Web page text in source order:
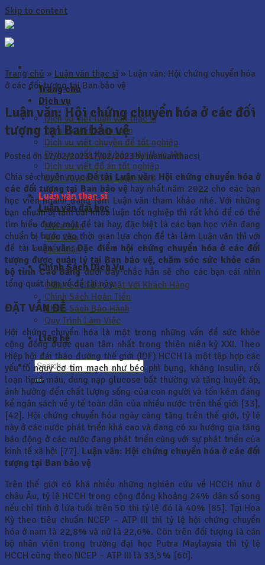
Skip to content
Trang chủ
Dịch vụ
Dịch vụ viết luận văn thạc sĩ
Dịch vụ viết khóa luận
Dịch vụ viết chuyên đề tốt nghiệp
Dịch vụ viết thuê báo cáo thực tập
Dịch vụ viết đồ án tốt nghiệp
Dịch Vụ Viết Tiểu Luận Thuê
Luận văn thạc sĩ
Luận văn đại học
Khóa luận
Báo Cáo
Tiểu luận
Chính Sách Dịch Vụ
Chính Sách Bảo Mật Với Khách Hàng
Chính Sách Hoàn Tiền
Chính Sách Bảo Hành
Quy Trình Làm Việc
Liên hệ
Trang chủ » Luận văn thạc sĩ» Luận văn: Hội chứng chuyển hóa
ở các đối tượng tại Ban bảo vệ
Luận văn: Hội chứng chuyển hóa ở các đối
tượng tại Ban bảo vệ
Posted on 17/02/202317/02/2023byluanvanthacsi
Chia sẻ chuyên mụcĐề tài Luận văn: Hội chứng chuyển hóa ở
các đối tượng tại Ban bảo vệ hay nhất năm 2022 cho các bạn
học viên ngành đang làm Luận văn tham khảo nhé. Với những
bạn chuẩn bị làm bài khóa luận tốt nghiệp thì rất khó để có thể
tìm hiểu được một đề tài hay, đặc biệt là các bạn học viên đang
chuẩn bị bước vào thời gian lựa chọn đề tài làm Luận văn thì với
đề tài Luận văn:Đặc điểm hội chứng chuyển hóa ở các đối
tượng được quản lý tại Ban bảo vệ, chăm sóc sức khỏe cán
bộ tỉnh Cao Bằng dưới đây chắc hẳn sẽ cho các bạn cái nhìn
tổng quát hơn về đề tài này.
ĐẶT VẤN ĐỀ
Hội chứng chuyển hóa là một trong những vấn đề sức khỏe
cộng đồng được quan tâm nhất trong thiên niên kỷ XXI. Theo
Hiệp hội đái tháo đường thế giới (IDF) HCCH là một tập hợp các
yếu tố nguy cơ tim mạch như béo phì bụng, kháng Insulin, rối
loạn lipid máu, dung nạp glucose bất thường và tăng huyết áp,
ảnh hưởng đến chất lượng sống của con người và tốn kém đáng
kể ngân sách về y tế toàn dân của nhiều nước trên thế giới [33],
[42]. Hội chứng chuyển hóa ngày càng tăng trên thế giới, tỷ lệ
này ở các nước phát triển khá cao và đang có xu hướng gia tăng
báo động ở các nước đang phát triển cùng với sự phát triển của
kinh tế xã hội [77]. Luận văn: Hội chứng chuyển hóa ở các đối
tượng tại Ban bảo vệ
Trên thế giới có khá nhiều những nghiên cứu về HCCH như ở
châu Âu, tỷ lệ HCCH trong cộng đồng khoảng 24% dân số song
nếu chỉ tính ở lứa tuổi trên 50 thì tỷ lệ đó là 40% [85]. Tại Hoa
Kỳ theo tiêu chuẩn NCEP – ATP III thì tỷ lệ hội chứng chuyển
hóa ở nam là 22,8% và nữ là 22,6%. Còn trên đối tượng là cán
bộ nhân viên trong trường đại học Putra Maylaysia thì tỷ lệ
HCCH cũng theo NCEP – ATP III là 33,5% [60].